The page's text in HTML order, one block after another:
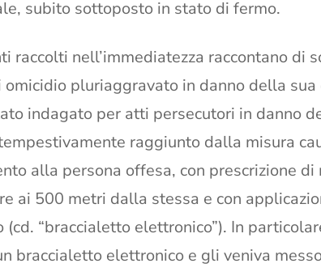
subito sottoposto in stato di fermo.
raccolti nell’immediatezza raccontano di
pluriaggravato in danno della sua
indagato per atti persecutori in danno
raggiunto dalla misura
alla persona offesa, con prescrizione
ai 500 metri dalla stessa e con
“braccialetto elettronico”). In
braccialetto elettronico e gli veniva